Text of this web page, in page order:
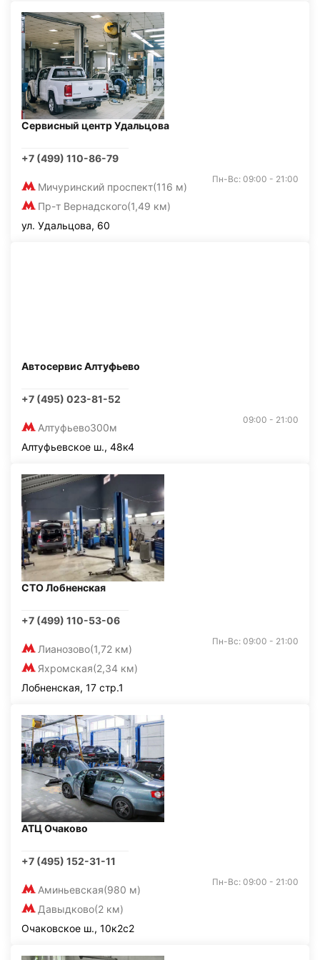
Сервисный центр Удальцова
+7 (499) 110-86-79
Мичуринский проспект(116 м)
Пр-т Вернадского(1,49 км)
Пн-Вс: 09:00 - 21:00
ул. Удальцова, 60
Автосервис Алтуфьево
+7 (495) 023-81-52
Алтуфьево300м
09:00 - 21:00
Алтуфьевское ш., 48к4
СТО Лобненская
+7 (499) 110-53-06
Лианозово(1,72 км)
Яхромская(2,34 км)
Пн-Вс: 09:00 - 21:00
Лобненская, 17 стр.1
АТЦ Очаково
+7 (495) 152-31-11
Аминьевская(980 м)
Давыдково(2 км)
Пн-Вс: 09:00 - 21:00
Очаковское ш., 10к2с2